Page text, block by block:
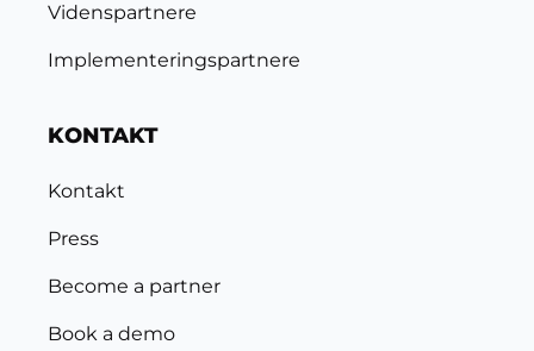
Videnspartnere
Implementeringspartnere
KONTAKT
Kontakt
Press
Become a partner
Book a demo